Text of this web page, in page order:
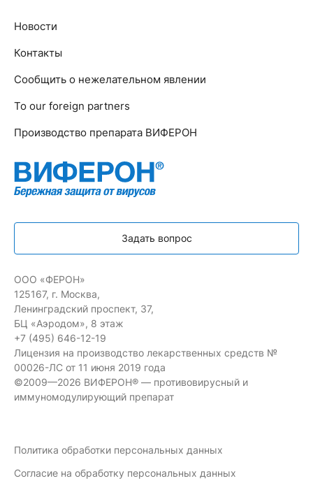
Новости
Контакты
Сообщить о нежелательном явлении
To our foreign partners
Производство препарата ВИФЕРОН
Задать вопрос
ООО «ФЕРОН»
125167, г. Москва,
Ленинградский проспект, 37,
БЦ «Аэродом», 8 этаж
+7 (495) 646-12-19
Лицензия на производство лекарственных средств №
00026-ЛС от 11 июня 2019 года
©2009—2026 ВИФЕРОН® — противовирусный и
иммуномодулирующий препарат
Политика обработки персональных данных
Согласие на обработку персональных данных